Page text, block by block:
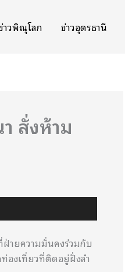
าวพิษณุโลก ข่าวอุดรธานี
สั่งห้าม
ฝ่ายความมั่นคงร่วมกับ
องเที่ยวที่ติดอยู่ฝั่งลำ